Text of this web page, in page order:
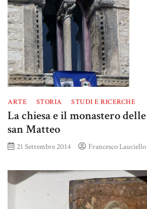
ARTE STORIA STUDI E RICERCHE
La chiesa e il monastero
san Matteo
21 Settembre 2014 Francesco Lauciello